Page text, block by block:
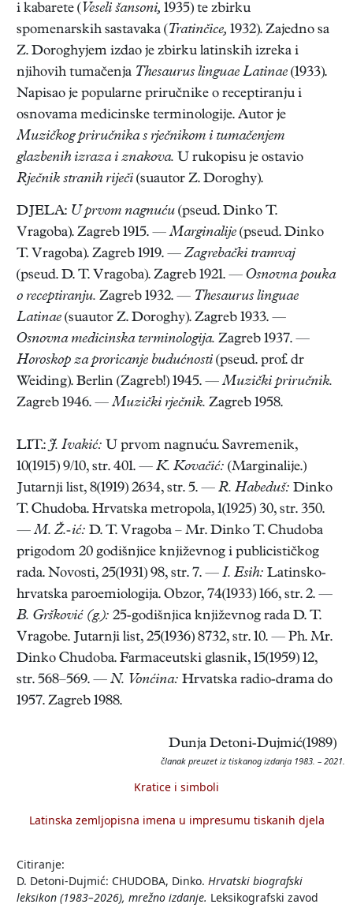
i kabarete ( Veseli šansoni, 1935) te zbirku
spomenarskih sastavaka (Tratinčice, 1932). Zajedno sa
Z. Doroghyjem izdao je zbirku latinskih izreka i
njihovih tumačenja Thesaurus linguae Latinae (1933).
Napisao je popularne priručnike o receptiranju i
osnovama medicinske terminologije. Autor je
Muzičkog priručnika s rječnikom i tumačenjem
glazbenih izraza i znakova. U rukopisu je ostavio
Rječnik stranih riječi (suautor Z. Doroghy).
DJELA: U prvom nagnuću (pseud. Dinko T.
Vragoba). Zagreb 1915. —Marginalije (pseud. Dinko
T. Vragoba). Zagreb 1919. — Zagrebački tramvaj
(pseud. D. T. Vragoba). Zagreb 1921. — Osnovna pouka
o receptiranju. Zagreb 1932. — Thesaurus linguae
Latinae (suautor Z. Doroghy). Zagreb 1933. —
Osnovna medicinska terminologija. Zagreb 1937. —
Horoskop za proricanje budućnosti (pseud. prof. dr
Weiding). Berlin (Zagreb!) 1945. —Muzički priručnik.
Zagreb 1946. —Muzički rječnik. Zagreb 1958.
LIT.: J. Ivakić: U prvom nagnuću. Savremenik,
10(1915) 9/10, str. 401. — K. Kovačić: (Marginalije.)
Jutarnji list, 8(1919) 2634, str. 5. — R. Habeduš: Dinko
T. Chudoba. Hrvatska metropola, 1(1925) 30, str. 350.
—M. Ž.-ić: D. T. Vragoba – Mr. Dinko T. Chudoba
prigodom 20 godišnjice književnog i publicističkog
rada. Novosti, 25(1931) 98, str. 7. — I. Esih: Latinsko-
hrvatska paroemiologija. Obzor, 74(1933) 166, str. 2. —
B. Gršković (g.): 25-godišnjica književnog rada D. T.
Vragobe. Jutarnji list, 25(1936) 8732, str. 10. — Ph. Mr.
Dinko Chudoba. Farmaceutski glasnik, 15(1959) 12,
str. 568–569. — N. Vonćina: Hrvatska radio-drama do
1957. Zagreb 1988.
Dunja Detoni-Dujmić(1989)
članak preuzet iz tiskanog izdanja 1983. – 2021.
Kratice i simboli
Latinska zemljopisna imena u impresumu tiskanih djela
Citiranje:
D. Detoni-Dujmić: CHUDOBA, Dinko. Hrvatski biografski
leksikon (1983–2026), mrežno izdanje. Leksikografski zavod